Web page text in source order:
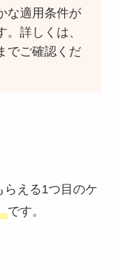
な適用条件が
詳しくは、
でご確認くだ
らえる1つ目のケ
です。